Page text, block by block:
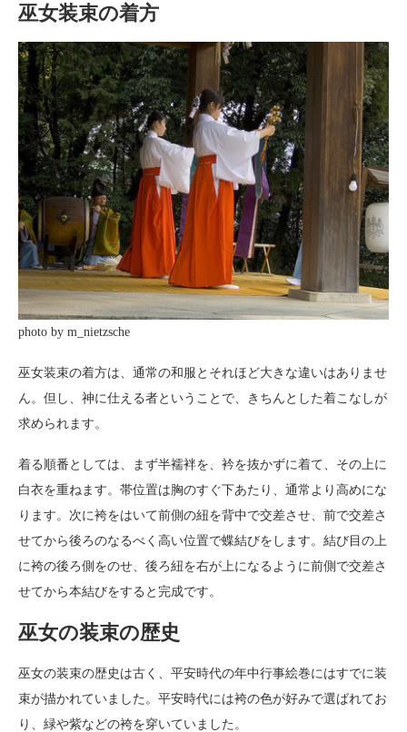
巫女装束の着方
photo by m_nietzsche
巫女装束の着方は、通常の和服とそれほど大きな違いはありませ
ん。但し、神に仕える者ということで、きちんとした着こなしが
求められます。
着る順番としては、まず半襦袢を、衿を抜かずに着て、その上に
白衣を重ねます。帯位置は胸のすぐ下あたり、通常より高めにな
ります。次に袴をはいて前側の紐を背中で交差させ、前で交差さ
せてから後ろのなるべく高い位置で蝶結びをします。結び目の上
に袴の後ろ側をのせ、後ろ紐を右が上になるように前側で交差さ
せてから本結びをすると完成です。
巫女の装束の歴史
巫女の装束の歴史は古く、平安時代の年中行事絵巻にはすでに装
束が描かれていました。平安時代には袴の色が好みで選ばれてお
り、緑や紫などの袴を穿いていました。